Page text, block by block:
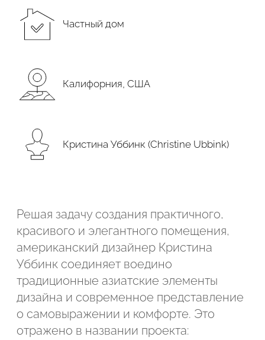
Частный дом
Калифорния, CША
Кристина Уббинк (Christine Ubbink)
Решая задачу создания практичного,
красивого и элегантного помещения,
американский дизайнер Кристина
Уббинк соединяет воедино
традиционные азиатские элементы
дизайна и современное представление
о самовыражении и комфорте. Это
отражено в названии проекта:
Подтвердите, что вы не робот
Подтвердите, что вы не робот
Подтвердите, что вы не робот